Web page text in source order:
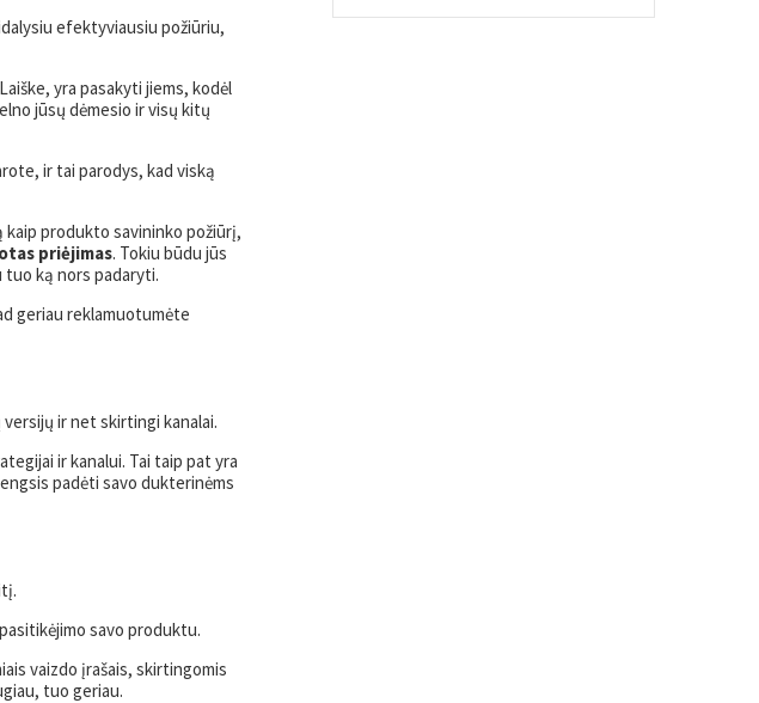
efektyviausiu požiūriu,
yra pasakyti jiems, kodėl
jūsų dėmesio ir visų kitų
ir tai parodys, kad viską
kaip produkto savininko požiūrį,
priėjimas. Tokiu būdu jūs
ką nors padaryti.
geriau reklamuotumėte
ir net skirtingi kanalai.
ir kanalui. Tai taip pat yra
padėti savo dukterinėms
savo produktu.
vaizdo įrašais, skirtingomis
tuo geriau.